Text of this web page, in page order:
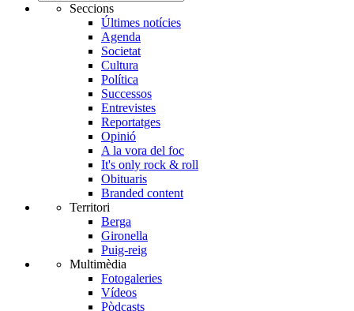
Seccions
Últimes notícies
Agenda
Societat
Cultura
Política
Successos
Entrevistes
Reportatges
Opinió
A la vora del foc
It's only rock & roll
Obituaris
Branded content
Territori
Berga
Gironella
Puig-reig
Multimèdia
Fotogaleries
Vídeos
Pòdcasts